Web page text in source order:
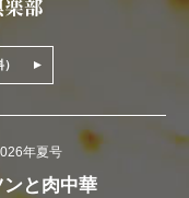
年夏号
と肉中華